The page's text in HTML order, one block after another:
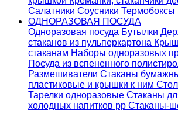
Салатники Соусники Термобоксы
ОДНОРАЗОВАЯ ПОСУДА
Одноразовая посуда Бутылки
стаканов из пульперкартона
стаканам Наборы одноразовых
Посуда из вспененного
Размешиватели Стаканы
пластиковые и крышки к ним
Тарелки одноразовые Стаканы
холодных напитков pp Стаканы-